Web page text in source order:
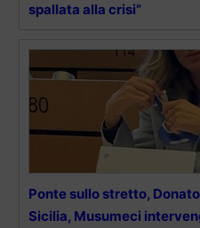
spallata alla crisi”
Ponte sullo stretto,
Sicilia, Musumeci